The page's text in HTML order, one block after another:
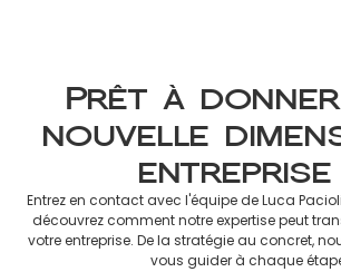
Prêt à
nouvelle
entreprise
Entrez en contact avec l'équipe de Luca
découvrez comment notre expertise peut
votre entreprise. De la stratégie au concret,
vous guider à chaque